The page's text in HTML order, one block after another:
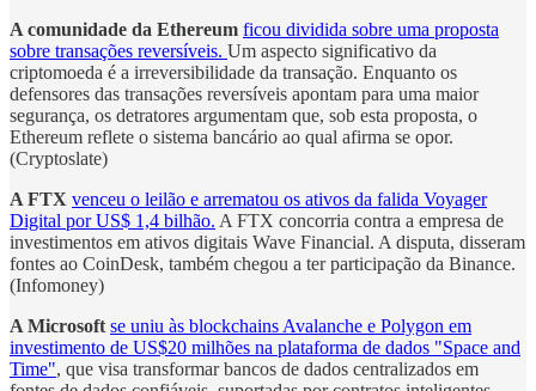
A comunidade da Ethereum ficou dividida sobre uma proposta
sobre transações reversíveis. Um aspecto significativo da
criptomoeda é a irreversibilidade da transação. Enquanto os
defensores das transações reversíveis apontam para uma maior
segurança, os detratores argumentam que, sob esta proposta, o
Ethereum reflete o sistema bancário ao qual afirma se opor.
(Cryptoslate)
A FTX venceu o leilão e arrematou os ativos da falida Voyager
Digital por US$ 1,4 bilhão. A FTX concorria contra a empresa de
investimentos em ativos digitais Wave Financial. A disputa, disseram
fontes ao CoinDesk, também chegou a ter participação da Binance.
(Infomoney)
A Microsoft se uniu às blockchains Avalanche e Polygon em
investimento de US$20 milhões na plataforma de dados "Space and
Time", que visa transformar bancos de dados centralizados em